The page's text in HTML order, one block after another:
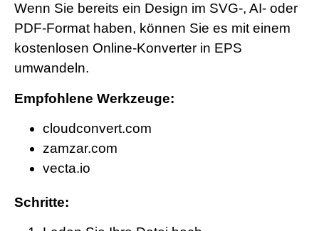
Wenn Sie bereits ein Design im SVG-, AI- oder
PDF-Format haben, können Sie es mit einem
kostenlosen Online-Konverter in EPS
umwandeln.
Empfohlene Werkzeuge:
cloudconvert.com
zamzar.com
vecta.io
Schritte: